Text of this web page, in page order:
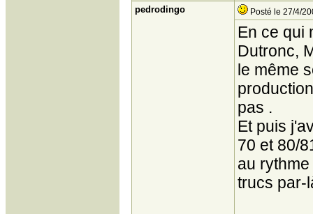
pedrodingo Posté le 27/4/
En ce qui
Dutronc,
le même
pas .
Et puis
70 et 80/
au
trucs par-